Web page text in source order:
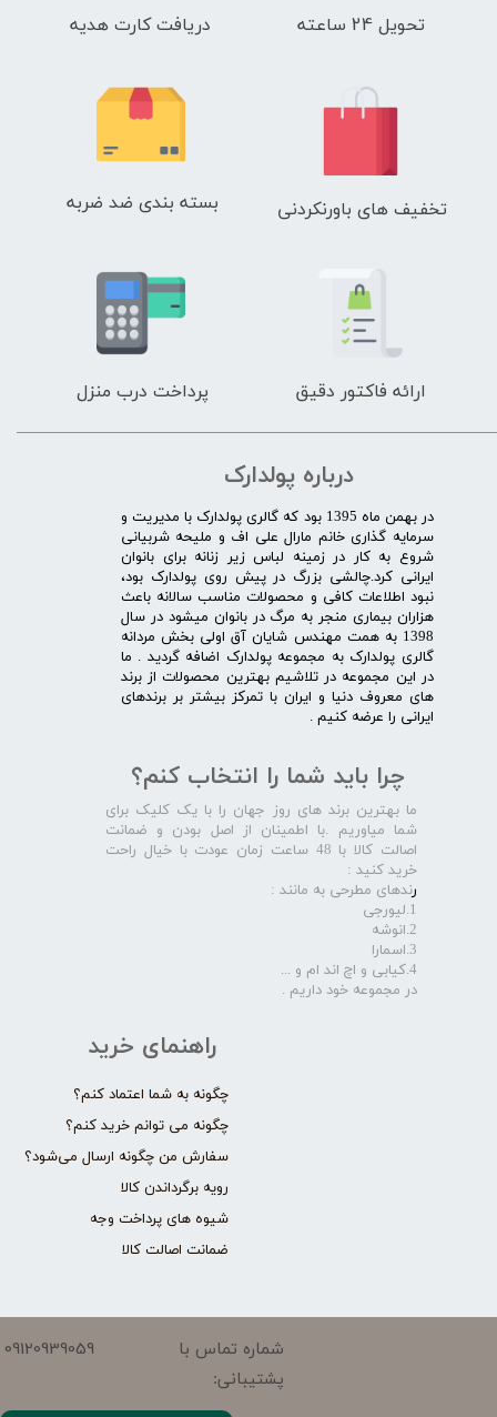
تحویل 24 ساعته دریافت کارت هدیه
تخفیف های باورنکردنی بسته بندی ضد ضربه
ارائه فاکتور دقیق پرداخت درب منزل
درباره پولدارک
در بهمن ماه 1395 بود که گالری پولدارک با مدیریت و
سرمایه گذاری خانم مارال علی اف و ملیحه شربیانی
شروع به کار در زمینه لباس زیر زنانه برای بانوان
ایرانی کرد.چالشی بزرگ در پیش روی پولدارک بود،
نبود اطلاعات کافی و محصولات مناسب سالانه باعث
هزاران بیماری منجر به مرگ در بانوان میشود در سال
1398 به همت مهندس شایان آق اولی بخش مردانه
گالری پولدارک به مجموعه پولدارک اضافه گردید . ما
در این مجموعه در تلاشیم بهترین محصولات از برند
های معروف دنیا و ایران با تمرکز بیشتر بر برندهای
ایرانی را عرضه کنیم .​​​​​​​
راهنمای خرید
چگونه به شما اعتماد کنم؟
چگونه می توانم خرید کنم؟
سفارش من چگونه ارسال می‌شود؟
رویه برگرداندن کالا
شیوه های پرداخت وجه
ضمانت اصالت کالا
چرا باید شما را انتخاب کنم؟
ما بهترین برند های روز جهان را با یک کلیک برای
شما میاوریم .با اطمینان از اصل بودن و ضمانت
اصالت کالا با 48 ساعت زمان عودت با خیال راحت
خرید کنید :
رندهای مطرحی به مانند :
1.لیورجی
2.انوشه
3.اسمارا
4.کیابی و اچ اند ام و ...
در مجموعه خود داریم .​​​​​​​
شماره تماس با
پشتیبانی:
09120939059